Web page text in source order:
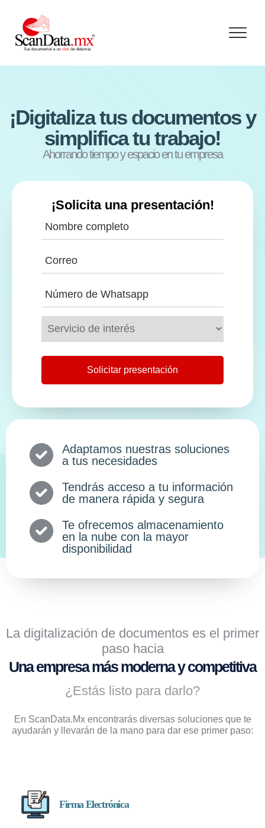
content
¡Digitaliza tus documentos y
simplifica tu trabajo!
Ahorrando tiempo y espacio en tu empresa
¡Solicita una presentación!
Adaptamos nuestras soluciones
a tus necesidades
Tendrás acceso a tu información
de manera rápida y segura
Te ofrecemos almacenamiento
en la nube con la mayor
disponibilidad
La digitalización de documentos es el primer
paso hacia
Una empresa más moderna y competitiva
¿Estás listo para darlo?
En ScanData.Mx encontrarás diversas soluciones que te
ayudarán y llevarán de la mano para dar ese primer paso:
Firma Electrónica